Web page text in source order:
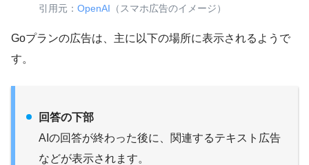
引用元： OpenAI （スマホ広告のイメージ）
Goプランの広告は、主に以下の場所に表示されるようで
す。
回答の下部
AIの回答が終わった後に、関連するテキスト広告
などが表示されます。